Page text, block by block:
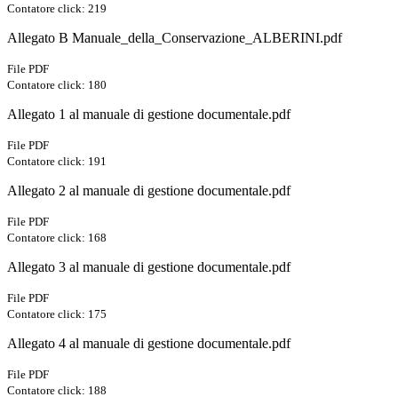
Contatore click: 219
Allegato B Manuale_della_Conservazione_ALBERINI.pdf
File PDF
Contatore click: 180
Allegato 1 al manuale di gestione documentale.pdf
File PDF
Contatore click: 191
Allegato 2 al manuale di gestione documentale.pdf
File PDF
Contatore click: 168
Allegato 3 al manuale di gestione documentale.pdf
File PDF
Contatore click: 175
Allegato 4 al manuale di gestione documentale.pdf
File PDF
Contatore click: 188